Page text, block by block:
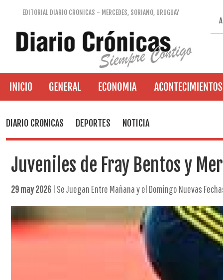
EDITORIAL DIARIO CRONICAS - MERCEDES, SORIANO, URUGUAY
DIARIO CRONICAS DEPORTES NOTICIA
Juveniles de Fray Bentos y
29 may 2026 | Se Juegan Entre Mañana y el Domingo Nuevas